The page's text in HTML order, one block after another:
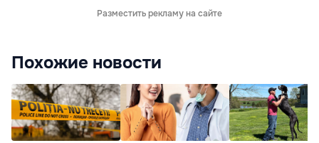
Разместить рекламу на сайте
Похожие новости